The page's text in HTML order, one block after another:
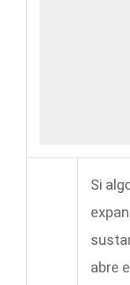
Si
abre